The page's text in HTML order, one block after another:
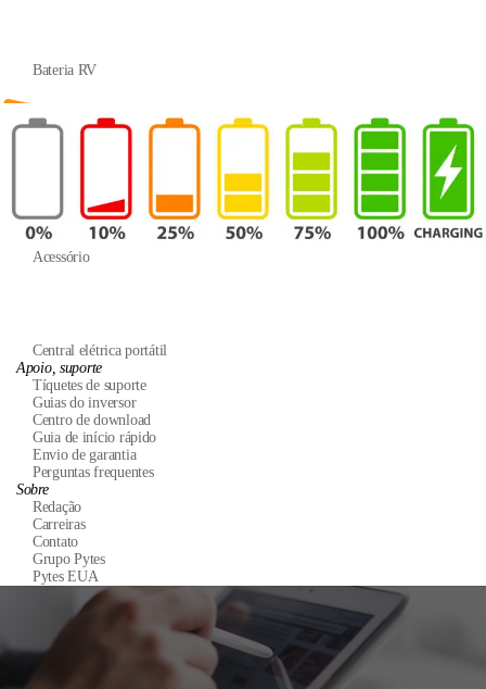
Bateria RV
Acessório
Central elétrica portátil
Apoio, suporte
Tíquetes de suporte
Guias do inversor
Centro de download
Guia de início rápido
Envio de garantia
Perguntas frequentes
Sobre
Redação
Carreiras
Contato
Grupo Pytes
Pytes EUA